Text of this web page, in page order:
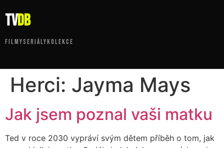
tvDB
FILMYSERIÁLY KOLEKCE
Herci: Jayma Mays
Jak jsem poznal vaši matku
Ted v roce 2030 vypráví svým dětem příběh o tom, jak